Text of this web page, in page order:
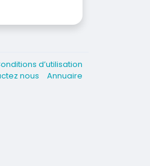
d’utilisation
nous Annuaire